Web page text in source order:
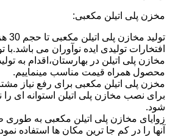
مخزن پلی اتیلن مکعبی:
افتخارات تولیدی ایده نوآوران می باشد.با
مخازن پلی اتیلن در بهارستان،اقدام به
محصول همراه قیمت مناسب مینماییم.
مخزن پلی اتیلن مکعبی برای رفع نیاز
برای نصب مخازن پلی اتیلن استوانه ای را
شود.
زوایای مخازن پلی اتیلن مکعبی به طوری
آنها را در کم جا ترین مکان ها استفاده